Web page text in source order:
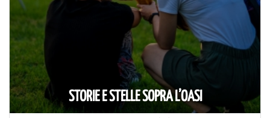
STORIE E STELLE SOPRA L’OASI